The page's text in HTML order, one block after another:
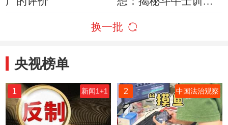
换一批
央视榜单
1 新闻1+1 2 中国法治观察